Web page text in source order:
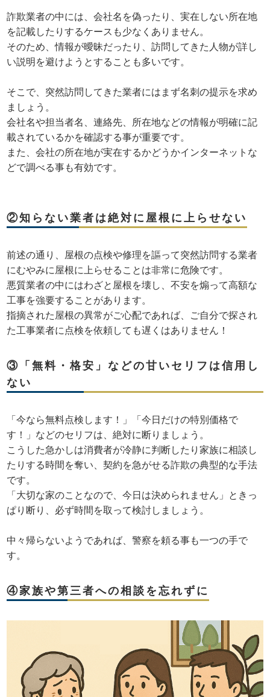
詐欺業者の中には、会社名を偽ったり、実在しない所在地
を記載したりするケースも少なくありません。
そのため、情報が曖昧だったり、訪問してきた人物が詳し
い説明を避けようとすることも多いです。
そこで、突然訪問してきた業者にはまず名刺の提示を求め
ましょう。
会社名や担当者名、連絡先、所在地などの情報が明確に記
載されているかを確認する事が重要です。
また、会社の所在地が実在するかどうかインターネットな
どで調べる事も有効です。
②知らない業者は絶対に屋根に上らせない
前述の通り、屋根の点検や修理を謳って突然訪問する業者
にむやみに屋根に上らせることは非常に危険です。
悪質業者の中にはわざと屋根を壊し、不安を煽って高額な
工事を強要することがあります。
指摘された屋根の異常がご心配であれば、ご自分で探され
た工事業者に点検を依頼しても遅くはありません！
③「無料・格安」などの甘いセリフは信用し
ない
「今なら無料点検します！」「今日だけの特別価格で
す！」などのセリフは、絶対に断りましょう。
こうした急かしは消費者が冷静に判断したり家族に相談し
たりする時間を奪い、契約を急がせる詐欺の典型的な手法
です。
「大切な家のことなので、今日は決められません」ときっ
ぱり断り、必ず時間を取って検討しましょう。
中々帰らないようであれば、警察を頼る事も一つの手で
す。
④家族や第三者への相談を忘れずに